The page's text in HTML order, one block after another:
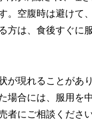
。空腹時は避けて
方は、食後すぐに
が現れることがあ
場合には、服用を
者にご相談ください